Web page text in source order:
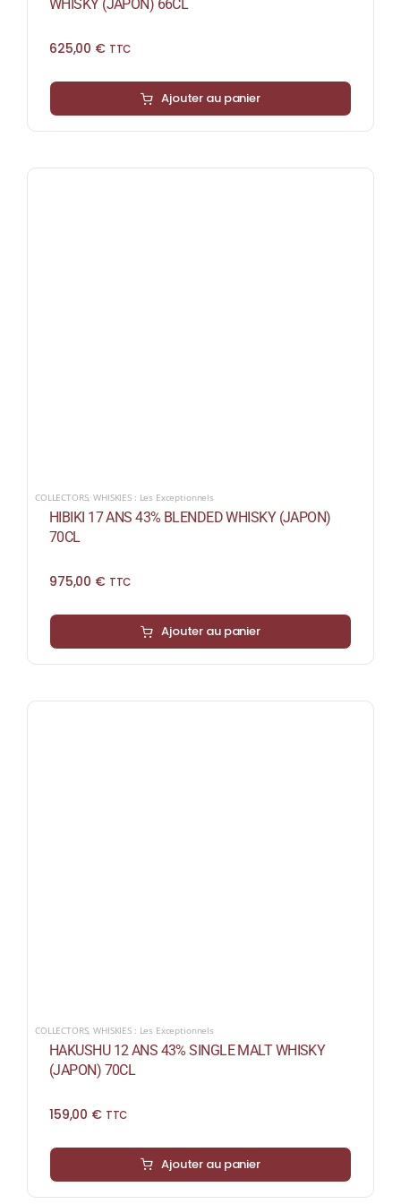
WHISKY (JAPON) 66CL
625,00 € TTC
Ajouter au panier
COLLECTORS,WHISKIES : Les Exceptionnels
HIBIKI 17 ANS 43% BLENDED WHISKY (JAPON)
70CL
975,00 € TTC
Ajouter au panier
COLLECTORS,WHISKIES : Les Exceptionnels
HAKUSHU 12 ANS 43% SINGLE MALT WHISKY
(JAPON) 70CL
159,00 € TTC
Ajouter au panier